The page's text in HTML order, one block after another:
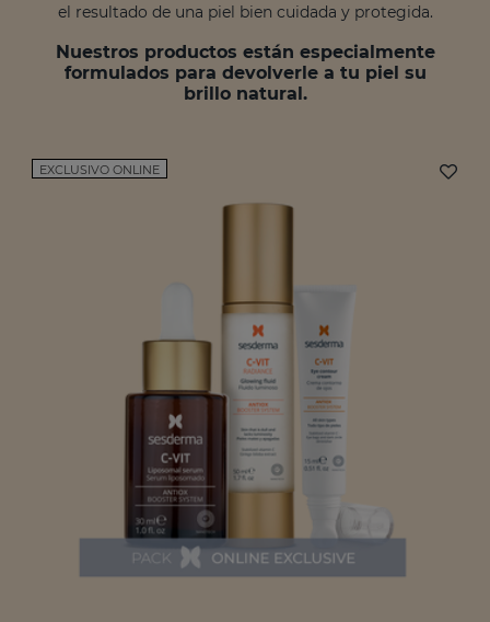
el resultado de una piel bien cuidada y protegida.
Nuestros productos están especialmente
formulados para devolverle a tu piel su
brillo natural.
EXCLUSIVO ONLINE